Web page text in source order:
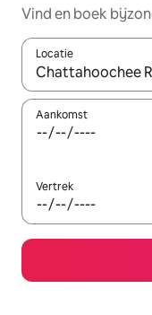
Vind en boek
Locatie
Wanneer er
Aankomst
Vertrek